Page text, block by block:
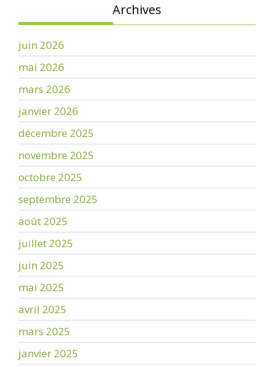
Archives
juin 2026
mai 2026
mars 2026
janvier 2026
décembre 2025
novembre 2025
octobre 2025
septembre 2025
août 2025
juillet 2025
juin 2025
mai 2025
avril 2025
mars 2025
janvier 2025